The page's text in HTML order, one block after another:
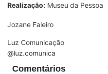
Realização: Museu da Pessoa
Jozane Faleiro
Luz Comunicação
@luz.comunica
Comentários